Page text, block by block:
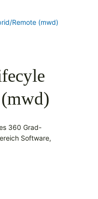
Remote (mwd)
360 Grad-
Software,